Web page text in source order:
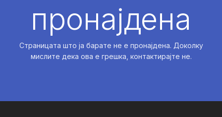
пронајдена
Страницата што ја барате не е пронајдена. Доколку
мислите дека ова е грешка, контактирајте не.